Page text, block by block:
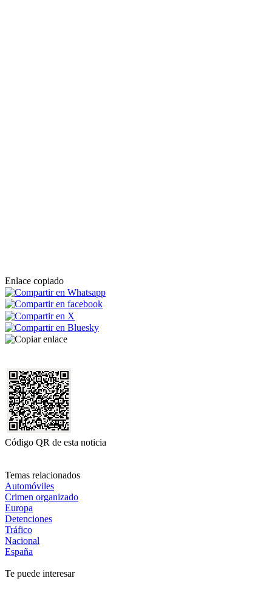
Enlace copiado
Código QR de esta noticia
Temas relacionados
Automóviles
Crimen organizado
Europa
Detenciones
Tráfico
Nacional
España
Te puede interesar